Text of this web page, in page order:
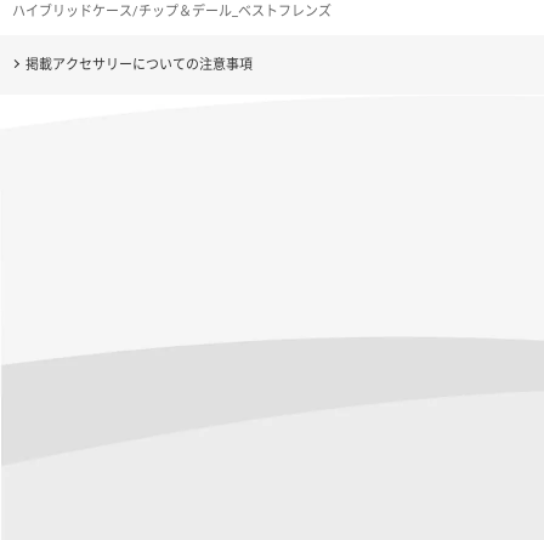
ハイブリッドケース/チップ＆デール_ベストフレンズ
掲載アクセサリーについての注意事項